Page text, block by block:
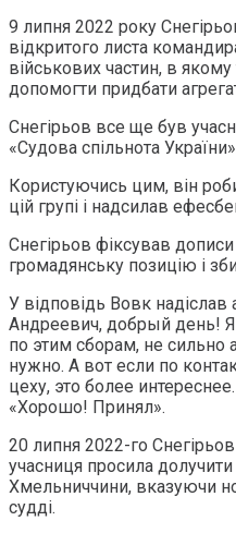
9 липня 2022 року
відкритого листа
військових частин, в
допомогти придбати
Снегірьов все ще був
«Судова спільнота
Користуючись цим, він
цій групі і надсилав
Снегірьов фіксував
громадянську позицію і
У відповідь Вовк надіслав
Андреевич, добрый день!
по этим сборам, не сильно
нужно. А вот если по
цеху, это более
«Хорошо! Принял».
20 липня 2022-го
учасниця просила
Хмельниччини, вказуючи
судді.